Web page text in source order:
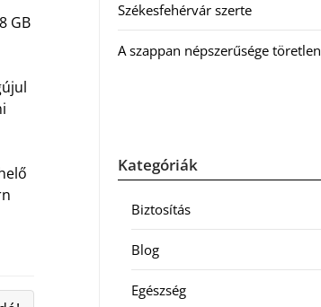
GB
Székesfehérvár szerte
A szappan népszerűsége töretlen
Kategóriák
Biztosítás
Blog
Egészség